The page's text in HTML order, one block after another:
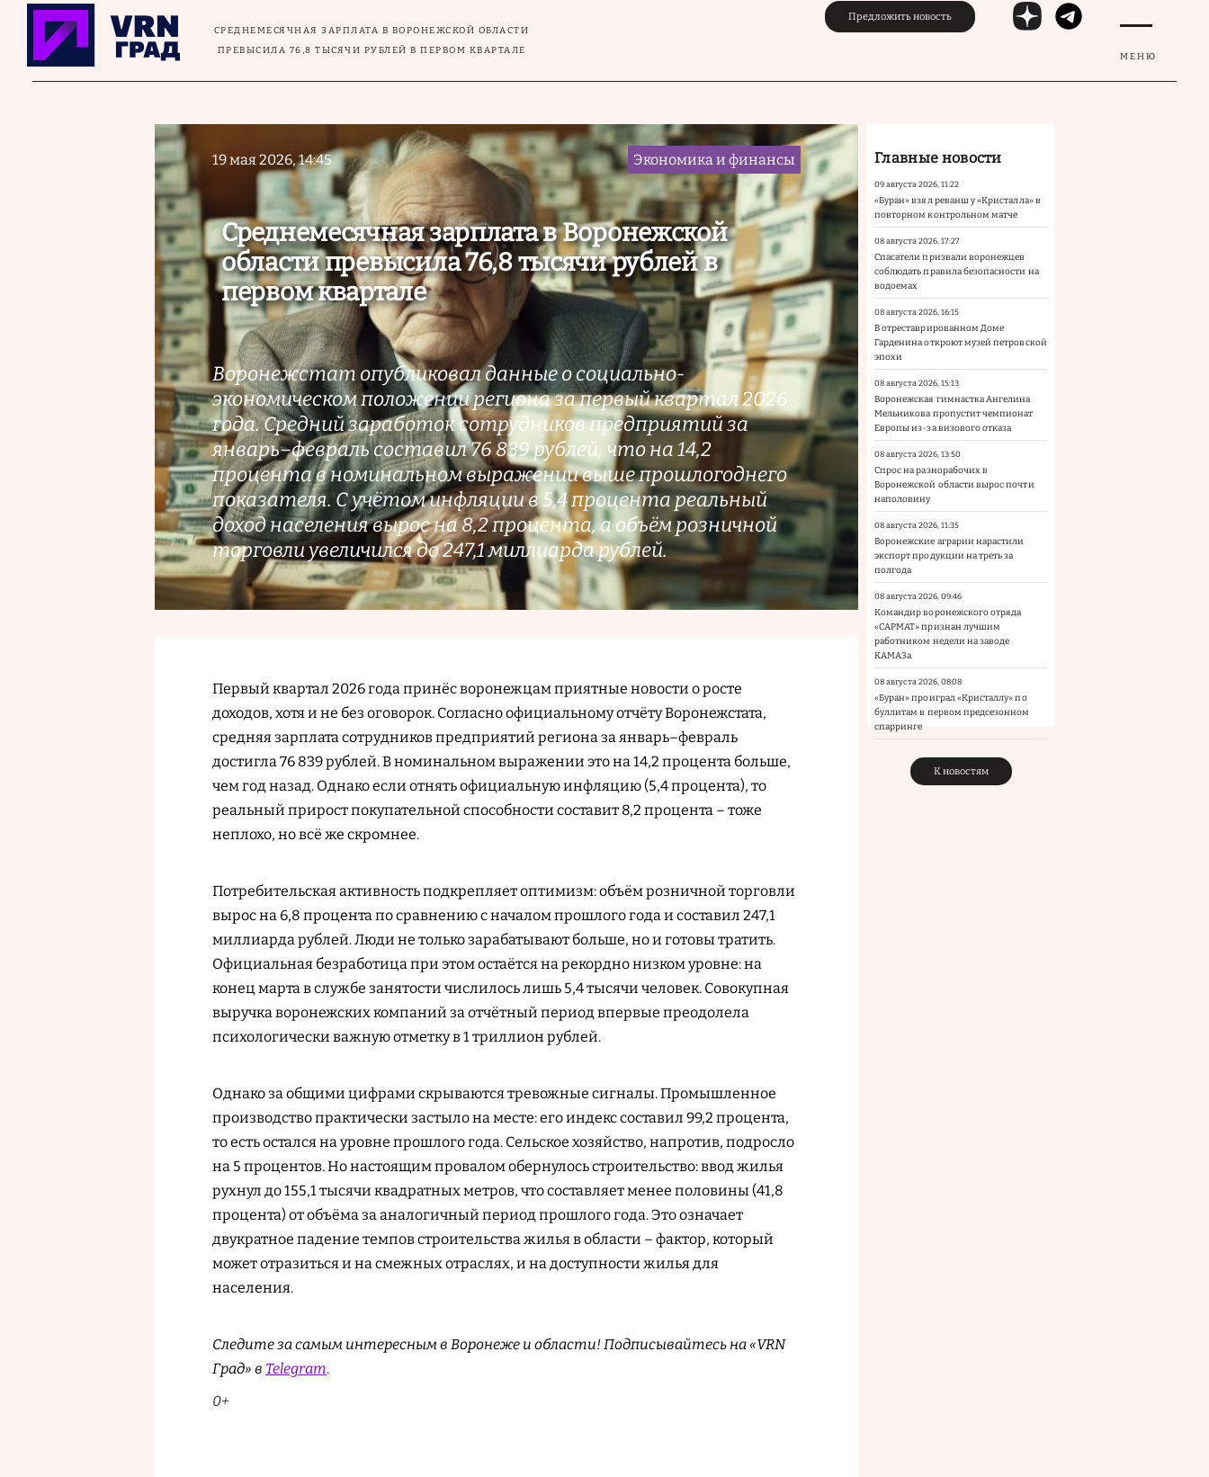
Перейти к основному содержанию
МЕНЮ
СРЕДНЕМЕСЯЧНАЯ ЗАРПЛАТА В ВОРОНЕЖСКОЙ ОБЛАСТИ
ПРЕВЫСИЛА 76,8 ТЫСЯЧИ РУБЛЕЙ В ПЕРВОМ КВАРТАЛЕ
Предложить новость
19 мая 2026, 14:45 Экономика и финансы
Среднемесячная зарплата в Воронежской
области превысила 76,8 тысячи рублей в
первом квартале
Воронежстат опубликовал данные о социально-
экономическом положении региона за первый квартал 2026
года. Средний заработок сотрудников предприятий за
январь–февраль составил 76 839 рублей, что на 14,2
процента в номинальном выражении выше прошлогоднего
показателя. С учётом инфляции в 5,4 процента реальный
доход населения вырос на 8,2 процента, а объём розничной
торговли увеличился до 247,1 миллиарда рублей.
Первый квартал 2026 года принёс воронежцам приятные новости о росте
доходов, хотя и не без оговорок. Согласно официальному отчёту Воронежстата,
средняя зарплата сотрудников предприятий региона за январь–февраль
достигла 76 839 рублей. В номинальном выражении это на 14,2 процента больше,
чем год назад. Однако если отнять официальную инфляцию (5,4 процента), то
реальный прирост покупательной способности составит 8,2 процента – тоже
неплохо, но всё же скромнее.
Потребительская активность подкрепляет оптимизм: объём розничной торговли
вырос на 6,8 процента по сравнению с началом прошлого года и составил 247,1
миллиарда рублей. Люди не только зарабатывают больше, но и готовы тратить.
Официальная безработица при этом остаётся на рекордно низком уровне: на
конец марта в службе занятости числилось лишь 5,4 тысячи человек. Совокупная
выручка воронежских компаний за отчётный период впервые преодолела
психологически важную отметку в 1 триллион рублей.
Однако за общими цифрами скрываются тревожные сигналы. Промышленное
производство практически застыло на месте: его индекс составил 99,2 процента,
то есть остался на уровне прошлого года. Сельское хозяйство, напротив, подросло
на 5 процентов. Но настоящим провалом обернулось строительство: ввод жилья
рухнул до 155,1 тысячи квадратных метров, что составляет менее половины (41,8
процента) от объёма за аналогичный период прошлого года. Это означает
двукратное падение темпов строительства жилья в области – фактор, который
может отразиться и на смежных отраслях, и на доступности жилья для
населения.
Следите за самым интересным в Воронеже и области! Подписывайтесь на «VRN
Град» в Telegram.
0+
Главные новости
09 августа 2026, 11:22
«Буран» взял реванш у «Кристалла» в
повторном контрольном матче
08 августа 2026, 17:27
Спасатели призвали воронежцев
соблюдать правила безопасности на
водоемах
08 августа 2026, 16:15
В отреставрированном Доме
Гарденина откроют музей петровской
эпохи
08 августа 2026, 15:13
Воронежская гимнастка Ангелина
Мельникова пропустит чемпионат
Европы из-за визового отказа
08 августа 2026, 13:50
Спрос на разнорабочих в
Воронежской области вырос почти
наполовину
08 августа 2026, 11:35
Воронежские аграрии нарастили
экспорт продукции на треть за
полгода
08 августа 2026, 09:46
Командир воронежского отряда
«САРМАТ» признан лучшим
работником недели на заводе
КАМАЗа
08 августа 2026, 08:08
«Буран» проиграл «Кристаллу» по
буллитам в первом предсезонном
спарринге
К новостям